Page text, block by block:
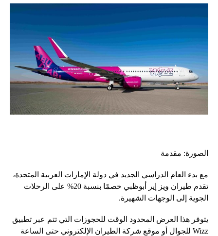
الصورة: مقدمة
مع بدء العام الدراسي الجديد في دولة الإمارات العربية المتحدة،
تقدم طيران ويز إير أبوظبي خصمًا بنسبة 20% على الرحلات
الجوية إلى الوجهات الشهيرة.
يتوفر هذا العرض المحدود الوقت للحجوزات التي تتم عبر تطبيق
Wizz للجوال أو موقع شركة الطيران الإلكتروني حتى الساعة